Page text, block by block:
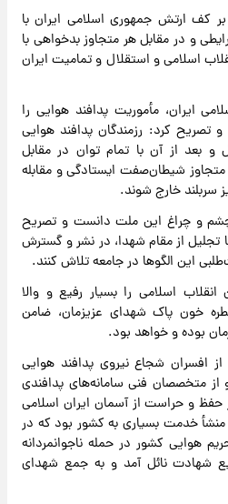
کف ارتش جمهوری اسلامی ایران با
و در مقابل هر متجاوز بدخواهی با
اسلامی و استقلال و تمامیت ایران
ایران، مأموریت پدافند هوایی را
کرد: رزمندگان پدافند هوایی
روزه و قبل و بعد از آن با تمام توان در مقابل
شیطان‌صفت ایستادگی و مقابله
سربلند خارج شوند.
و چراغ این ملت دانست و تصریح
از مقام شهدا، در نشر و گسترش
این الگوها در جامعه تلاش کنند.
اسلامی را بسیار رفیع و والا
خون پاک شهدای عزیزمان، ضامن
بوده و خواهد بود.
افسران شجاع نیروی پدافند هوایی
متخصصان فنی سامانه‌های پدافندی
حفظ و حراست از آسمان ایران اسلامی
منشأ خدمت بسیاری به کشور بود که در
هوایی کشور در حمله ناجوانمردانه
شهادت نائل آمد و به جمع شهدای